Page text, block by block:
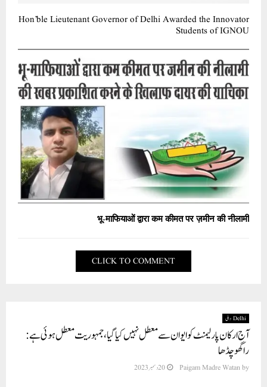
Hon’ble Lieutenant Governor of Delhi Awarded the Innovator
Students of IGNOU
भू-माफियाओं द्वारा कम कीमत पर ज़मीन की नीलामी
CLICK TO COMMENT
Delhi دہلی
آج ارکان پارلیمنٹ کو ایوان سے معطل نہیں کیا گیا، جمہوریت معطل ہوئی ہے:
راگھو چڈھا
by
Paigam Madre Watan 20 دسمبر 2023